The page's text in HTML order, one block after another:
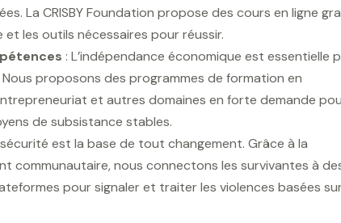
La CRISBY Foundation propose des cours en ligne
les outils nécessaires pour réussir.
: L’indépendance économique est essentielle
proposons des programmes de formation en
et autres domaines en forte demande
de subsistance stables.
est la base de tout changement. Grâce à la
communautaire, nous connectons les survivantes à
pour signaler et traiter les violences basées